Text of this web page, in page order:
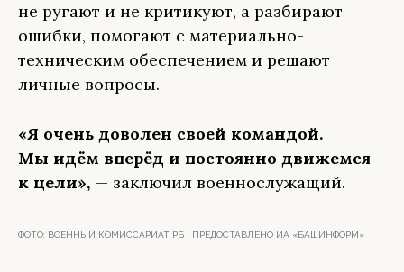
не ругают и не критикуют, а разбирают
ошибки, помогают с материально-
техническим обеспечением и решают
личные вопросы.
«Я очень доволен своей командой.
Мы идём вперёд и постоянно движемся
к цели», — заключил военнослужащий.
ФОТО: ВОЕННЫЙ КОМИССАРИАТ РБ | ПРЕДОСТАВЛЕНО ИА «БАШИНФОРМ»